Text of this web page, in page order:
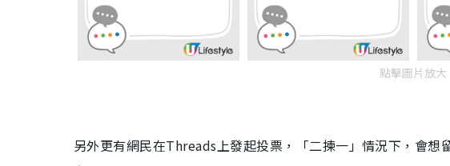
點擊圖片放大
另外更有網民在Threads上發起投票，「二揀一」情況下，會想